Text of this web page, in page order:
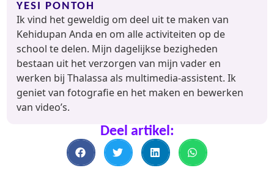
YESI PONTOH
Ik vind het geweldig om deel uit te maken van
Kehidupan Anda en om alle activiteiten op de
school te delen. Mijn dagelijkse bezigheden
bestaan uit het verzorgen van mijn vader en
werken bij Thalassa als multimedia-assistent. Ik
geniet van fotografie en het maken en bewerken
van video’s.
Deel artikel: